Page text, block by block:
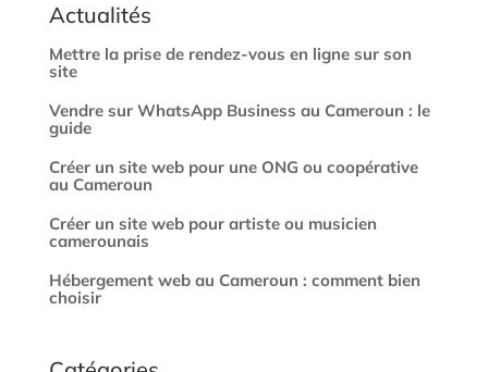
Actualités
Mettre la prise de rendez-vous en ligne sur son
site
Vendre sur WhatsApp Business au Cameroun : le
guide
Créer un site web pour une ONG ou coopérative
au Cameroun
Créer un site web pour artiste ou musicien
camerounais
Hébergement web au Cameroun : comment bien
choisir